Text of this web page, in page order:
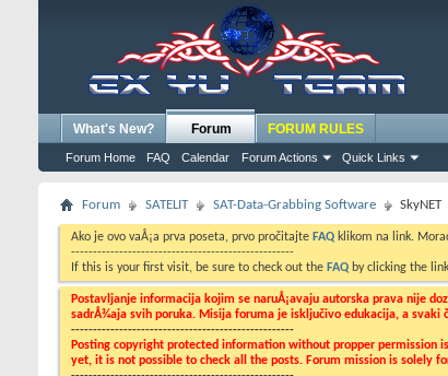
What's New? Forum
Forum Home FAQ Calendar Forum Actions Quick Links
FORUM RULES
Forum SATELIT SAT-Data-Grabbing Software SkyNET
Ako je ovo vaÅ¡a prva poseta, prvo pročitajte FAQ klikom na link.
---------------------------------------------------
If this is your first visit, be sure to check out the FAQ by clicking the
Postavljanje informacija kojim se naruÅ¡avaju autorska prava nije
sadrÅ¾aja svih poruka. Misija foruma je isključivo edukacija, a svaki
---------------------------------------------------
Posting copyright protected information without propper
yet, it is not possible to check all the posts. Forum mission is solely